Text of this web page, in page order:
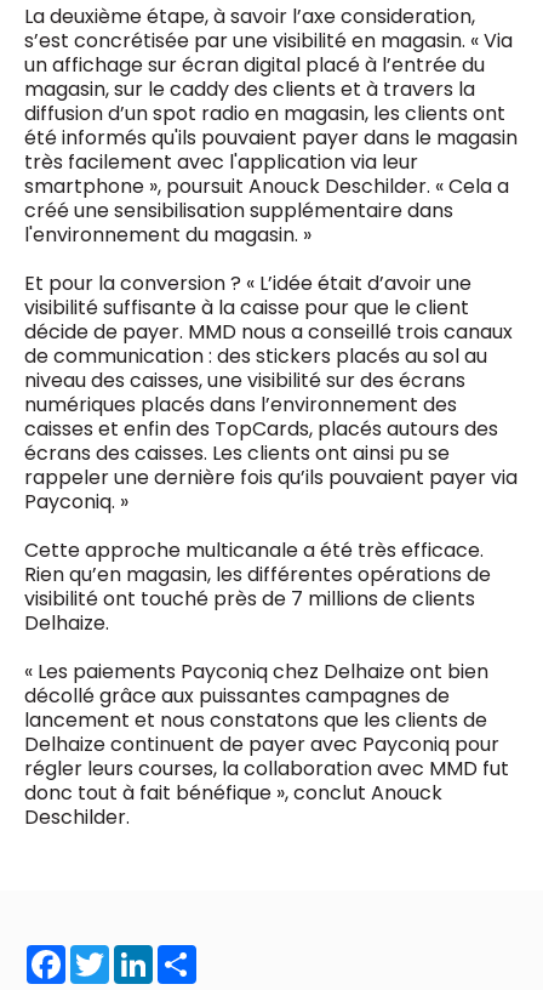
La deuxième étape, à savoir l’axe consideration,
s’est concrétisée par une visibilité en magasin. « Via
un affichage sur écran digital placé à l’entrée du
magasin, sur le caddy des clients et à travers la
diffusion d’un spot radio en magasin, les clients ont
été informés qu'ils pouvaient payer dans le magasin
très facilement avec l'application via leur
smartphone », poursuit Anouck Deschilder. « Cela a
créé une sensibilisation supplémentaire dans
l'environnement du magasin. »
Et pour la conversion ? « L’idée était d’avoir une
visibilité suffisante à la caisse pour que le client
décide de payer. MMD nous a conseillé trois canaux
de communication : des stickers placés au sol au
niveau des caisses, une visibilité sur des écrans
numériques placés dans l’environnement des
caisses et enfin des TopCards, placés autours des
écrans des caisses. Les clients ont ainsi pu se
rappeler une dernière fois qu’ils pouvaient payer via
Payconiq. »
Cette approche multicanale a été très efficace.
Rien qu’en magasin, les différentes opérations de
visibilité ont touché près de 7 millions de clients
Delhaize.
« Les paiements Payconiq chez Delhaize ont bien
décollé grâce aux puissantes campagnes de
lancement et nous constatons que les clients de
Delhaize continuent de payer avec Payconiq pour
régler leurs courses, la collaboration avec MMD fut
donc tout à fait bénéfique », conclut Anouck
Deschilder.
Facebook
TwitterLinkedIn